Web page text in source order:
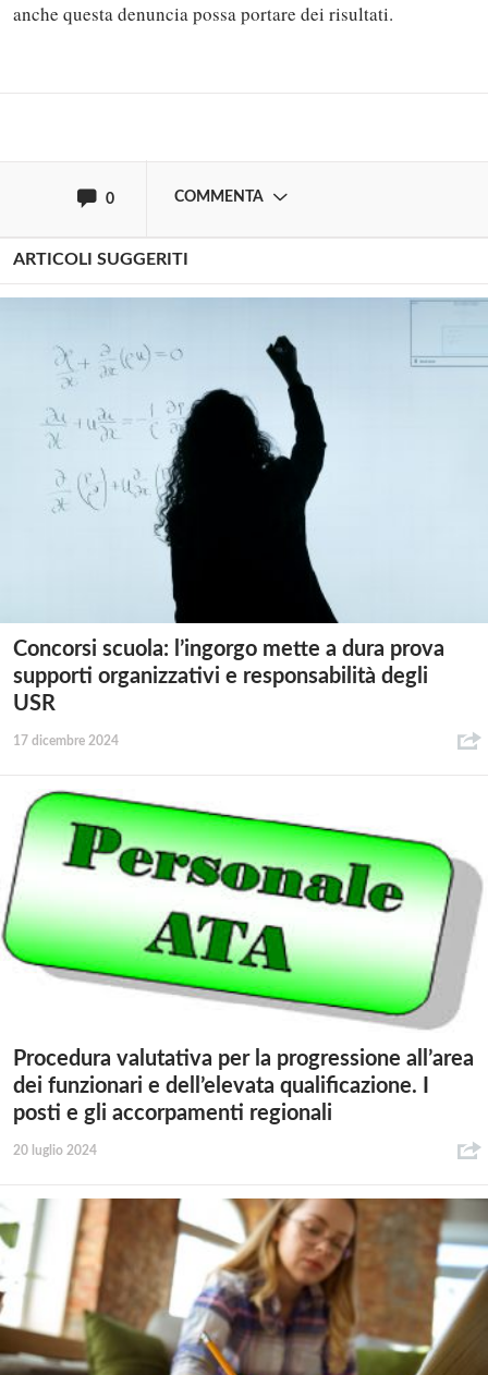
anche questa denuncia possa portare dei risultati.
0 COMMENTA
ARTICOLI SUGGERITI
Concorsi scuola: l’ingorgo mette a dura prova
supporti organizzativi e responsabilità degli
USR
17 dicembre 2024
Procedura valutativa per la progressione all’area
dei funzionari e dell’elevata qualificazione. I
posti e gli accorpamenti regionali
20 luglio 2024